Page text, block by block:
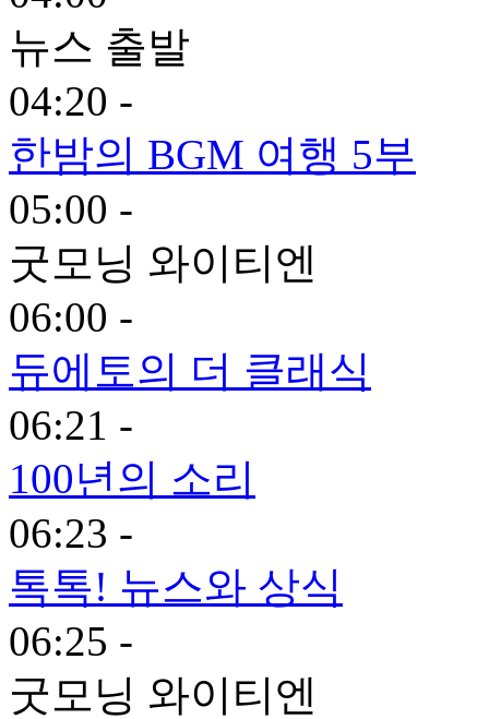
뉴스 출발
04:20 -
한밤의 BGM 여행 5부
05:00 -
굿모닝 와이티엔
06:00 -
듀에토의 더 클래식
06:21 -
100년의 소리
06:23 -
톡톡! 뉴스와 상식
06:25 -
굿모닝 와이티엔